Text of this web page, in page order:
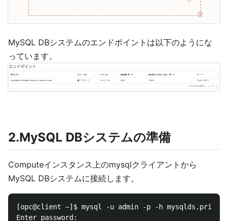
MySQL DBシステムのエンドポイントは以下のようにな
っています。
2.MySQL DBシステムの準備
Computeインスタンス上のmysqlクライアントから
MySQL DBシステムに接続します。
[opc@client ~]$ mysql -u admin -p -h
Enter password: